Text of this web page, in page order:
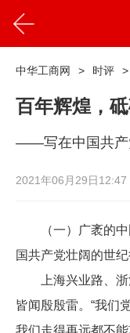
中华工商网 > 时评 >
百年辉煌，
——写在中国共产
2021年06月29日12:47
（一）广袤的中
国共产党壮阔的世
上海兴业路、浙
皆闻殷殷雷。“我们
我们走得再远都不